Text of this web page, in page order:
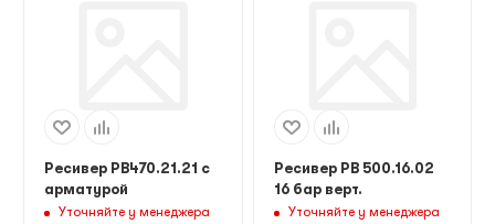
Ресивер РВ470.21.21 с
арматурой
Уточняйте у менеджера
Ресивер РВ 500.16.02
16 бар верт.
Уточняйте у менеджера